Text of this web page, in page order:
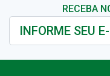
RECEBA